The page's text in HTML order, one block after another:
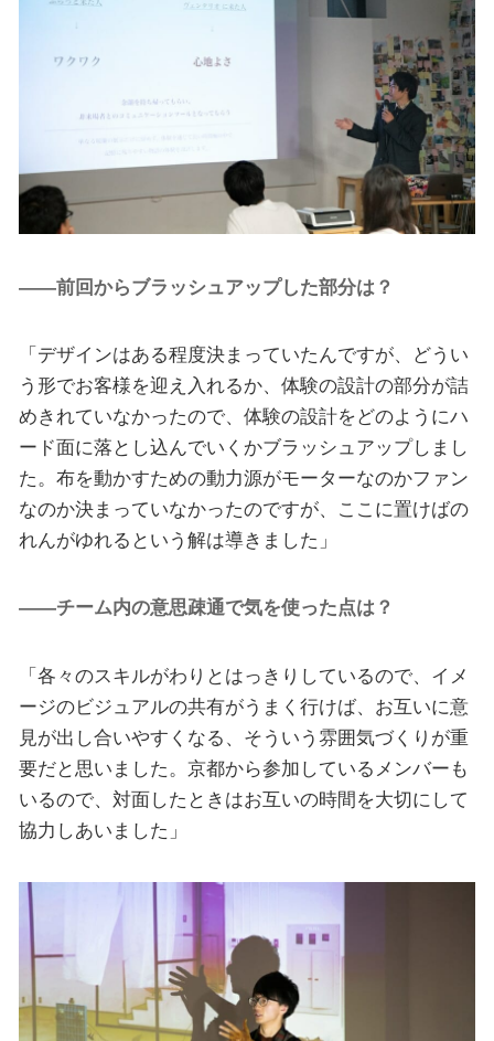
――前回からブラッシュアップした部分は？
「デザインはある程度決まっていたんですが、どうい
う形でお客様を迎え入れるか、体験の設計の部分が詰
めきれていなかったので、体験の設計をどのようにハ
ード面に落とし込んでいくかブラッシュアップしまし
た。布を動かすための動力源がモーターなのかファン
なのか決まっていなかったのですが、ここに置けばの
れんがゆれるという解は導きました」
――チーム内の意思疎通で気を使った点は？
「各々のスキルがわりとはっきりしているので、イメ
ージのビジュアルの共有がうまく行けば、お互いに意
見が出し合いやすくなる、そういう雰囲気づくりが重
要だと思いました。京都から参加しているメンバーも
いるので、対面したときはお互いの時間を大切にして
協力しあいました」